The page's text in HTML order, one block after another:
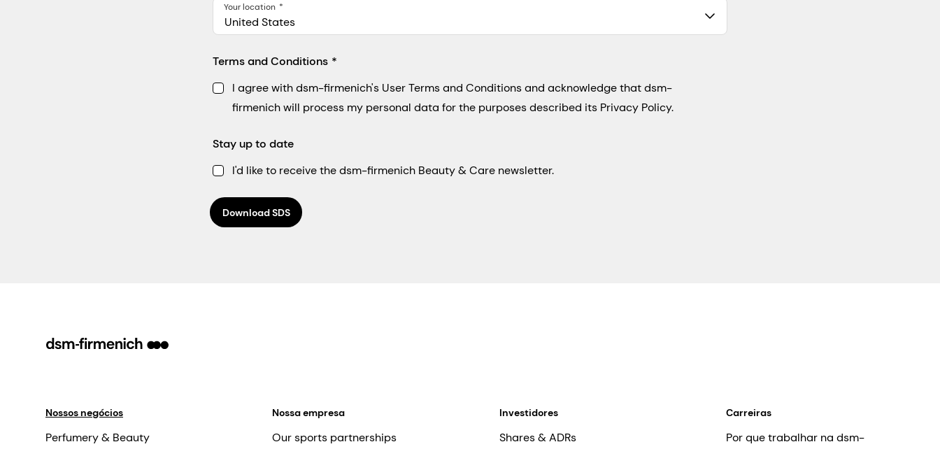
United States
Your location
Terms and Conditions
I agree with dsm-firmenich's User Terms and Conditions and acknowledge that dsm-
firmenich will process my personal data for the purposes described its Privacy Policy.
Stay up to date
I'd like to receive the dsm-firmenich Beauty & Care newsletter.
Download SDS
Nossos negócios
Perfumery & Beauty
Nossa empresa
Our sports partnerships
Investidores
Shares & ADRs
Carreiras
Por que trabalhar na dsm-